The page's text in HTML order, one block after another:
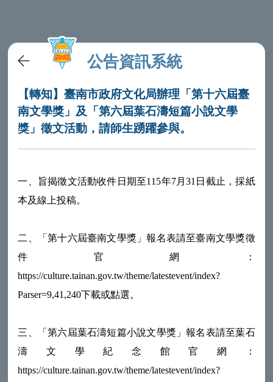
公告資訊系統
【轉知】臺南市政府文化局辦理「第十六屆臺
南文學獎」及「第六屆葉石濤短篇小說文學
獎」徵文活動，請師生踴躍參與。
一、旨揭徵文活動收件日期至115年7月31日截止，採紙
本及線上投稿。
二、「第十六屆臺南文學獎」報名表請至臺南文學獎徵
件官網：
https://culture.tainan.gov.tw/theme/latestevent/index?
Parser=9,41,240下載或點選。
三、「第六屆葉石濤短篇小說文學獎」報名表請至葉石
濤文學紀念館官網：
https://culture.tainan.gov.tw/theme/latestevent/index?